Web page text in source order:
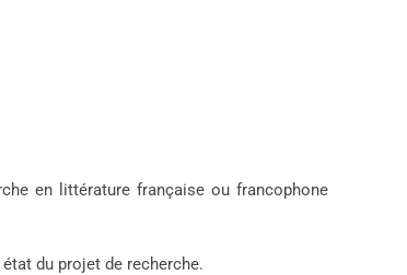
en littérature française ou francophone
du projet de recherche.